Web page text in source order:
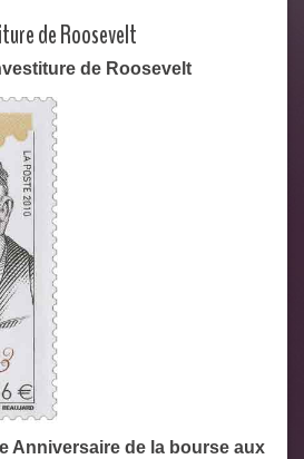
de Roosevelt
de Roosevelt
Anniversaire de la bourse aux